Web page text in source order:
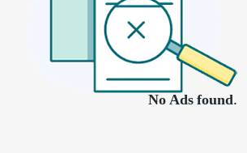
No Ads found.